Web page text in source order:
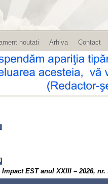
noutati Arhiva Contact
Impact EST anul XXIII – 2026, nr.